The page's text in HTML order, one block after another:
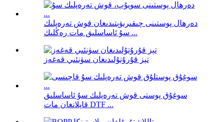
دەرھال پوستىنى چىقىرىۋېتىدىغان قوش تەرەپلىك
سۇ ئاساسلىق مات رەڭلىك ...
تېز قۇرۇتۇلىدىغان سۈنئىي قەغەز
سوغۇق پوستى قوش تەرەپلىك سۇ ئاساسلىق
قاپلانغان مات DTF ...